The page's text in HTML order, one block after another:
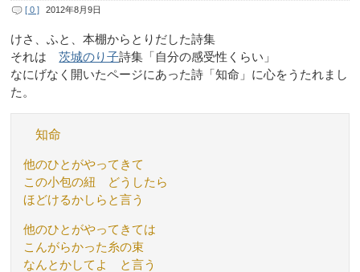
[ 0 ] 2012年8月9日
けさ、ふと、本棚からとりだした詩集
それは茨城のり子詩集「自分の感受性くらい」
なにげなく開いたページにあった詩「知命」に心をうたれまし
た。
知命
他のひとがやってきて
この小包の紐 どうしたら
ほどけるかしらと言う
他のひとがやってきては
こんがらかった糸の束
なんとかしてよ と言う